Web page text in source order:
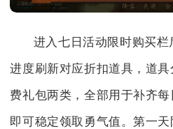
进入七日活动限时购买
进度刷新对应折扣道具，道
费礼包两类，全部用于补齐
即可稳定领取勇气值。第一